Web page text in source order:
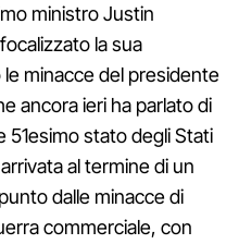
ministro Justin
la sua
minacce del presidente
ancora ieri ha parlato di
51esimo stato degli Stati
al termine di un
dalle minacce di
commerciale, con